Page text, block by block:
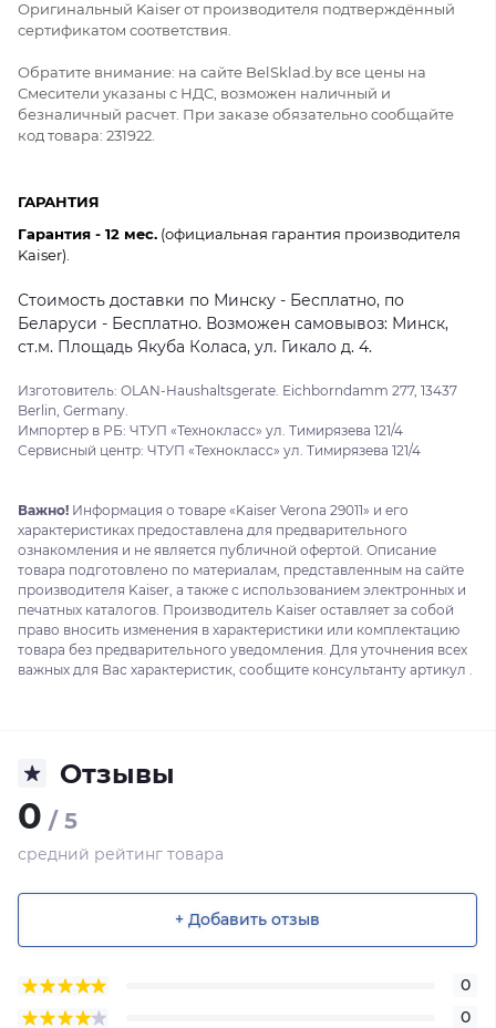
Оригинальный Kaiser от производителя подтверждённый
сертификатом соответствия.
Обратите внимание: на сайте BelSklad.by все цены на
Смесители указаны с НДС, возможен наличный и
безналичный расчет. При заказе обязательно сообщайте
код товара: 231922.
ГАРАНТИЯ
Гарантия - 12 мес. (официальная гарантия производителя
Kaiser).
Стоимость доставки по Минску - Бесплатно, по
Беларуси - Бесплатно. Возможен самовывоз: Минск,
ст.м. Площадь Якуба Коласа, ул. Гикало д. 4.
Изготовитель: OLAN-Haushaltsgerate. Eichborndamm 277, 13437
Berlin, Germany.
Импортер в РБ: ЧТУП «Технокласс» ул. Тимирязева 121/4
Сервисный центр: ЧТУП «Технокласс» ул. Тимирязева 121/4
Важно! Информация о товаре «Kaiser Verona 29011» и его
характеристиках предоставлена для предварительного
ознакомления и не является публичной офертой. Описание
товара подготовлено по материалам, представленным на сайте
производителя Kaiser, а также с использованием электронных и
печатных каталогов. Производитель Kaiser оставляет за собой
право вносить изменения в характеристики или комплектацию
товара без предварительного уведомления. Для уточнения всех
важных для Вас характеристик, сообщите консультанту артикул .
Отзывы
0 / 5
средний рейтинг товара
+ Добавить отзыв
0
0